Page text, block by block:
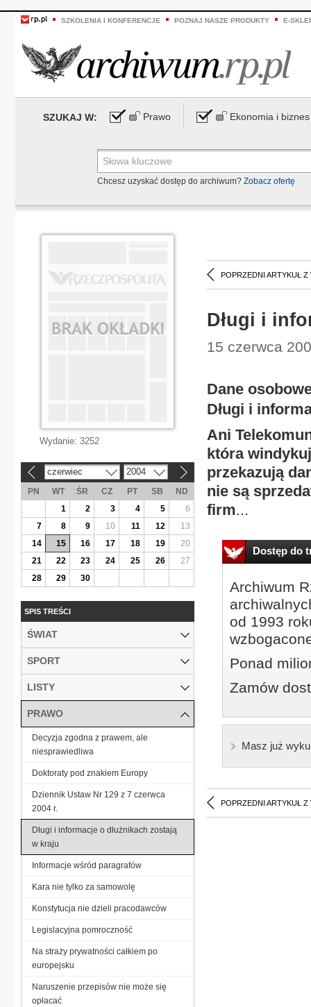
SZKOLENIA I KONFERENCJE POZNAJ NASZE PRODUKTY E-
SZUKAJ W: Prawo Ekonomia i biznes
Chcesz uzyskać dostęp do archiwum? Zobacz ofertę
POPRZEDNI ARTYKUŁ Z
Długi i
15 czerwca
Dane
Długi i
Ani
która
przekazują
nie są
firm...
Dostęp do
Archiwum
od 1993
Ponad
Zamów
Masz już
POPRZEDNI ARTYKUŁ Z
Wydanie: 3252
czerwiec 2004
PN WT ŚR CZ PT SB
ND
1
2 3 4 5
6
7
8 9 10 11 12
13
14
15 16 17 18 19
20
21
22 23 24 25 26
27
28
29 30
SPIS TREŚCI
ŚWIAT
SPORT
LISTY
PRAWO
Decyzja zgodna z prawem, ale
niesprawiedliwa
Doktoraty pod znakiem Europy
Dziennik Ustaw Nr 129 z 7 czerwca
2004 r.
Długi i informacje o dłużnikach zostają
w kraju
Informacje wśród paragrafów
Kara nie tylko za samowolę
Konstytucja nie dzieli pracodawców
Legislacyjna pomroczność
Na straży prywatności całkiem po
europejsku
Naruszenie przepisów nie może się
opłacać